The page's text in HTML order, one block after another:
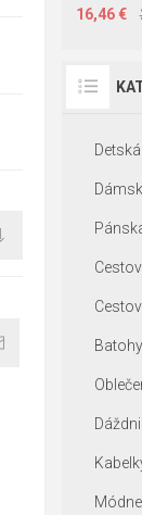
16,46 €
Batohy